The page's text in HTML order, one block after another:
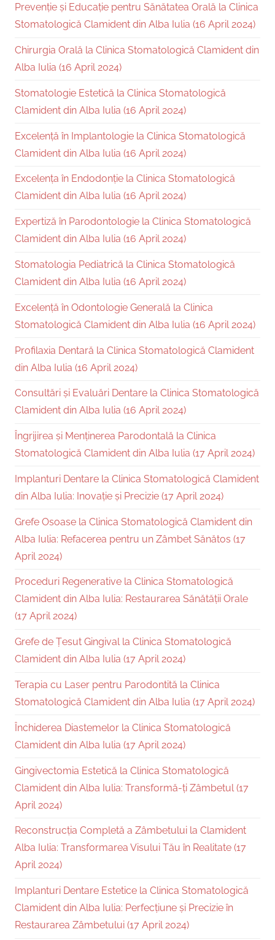
Prevenție și Educație pentru Sănătatea Orală la Clinica
Stomatologică Clamident din Alba Iulia (16 April 2024)
Chirurgia Orală la Clinica Stomatologică Clamident din
Alba Iulia (16 April 2024)
Stomatologie Estetică la Clinica Stomatologică
Clamident din Alba Iulia (16 April 2024)
Excelență în Implantologie la Clinica Stomatologică
Clamident din Alba Iulia (16 April 2024)
Excelența în Endodonție la Clinica Stomatologică
Clamident din Alba Iulia (16 April 2024)
Expertiză în Parodontologie la Clinica Stomatologică
Clamident din Alba Iulia (16 April 2024)
Stomatologia Pediatrică la Clinica Stomatologică
Clamident din Alba Iulia (16 April 2024)
Excelență în Odontologie Generală la Clinica
Stomatologică Clamident din Alba Iulia (16 April 2024)
Profilaxia Dentară la Clinica Stomatologică Clamident
din Alba Iulia (16 April 2024)
Consultări și Evaluări Dentare la Clinica Stomatologică
Clamident din Alba Iulia (16 April 2024)
Îngrijirea și Menținerea Parodontală la Clinica
Stomatologică Clamident din Alba Iulia (17 April 2024)
Implanturi Dentare la Clinica Stomatologică Clamident
din Alba Iulia: Inovație și Precizie (17 April 2024)
Grefe Osoase la Clinica Stomatologică Clamident din
Alba Iulia: Refacerea pentru un Zâmbet Sănătos (17
April 2024)
Proceduri Regenerative la Clinica Stomatologică
Clamident din Alba Iulia: Restaurarea Sănătății Orale
(17 April 2024)
Grefe de Țesut Gingival la Clinica Stomatologică
Clamident din Alba Iulia (17 April 2024)
Terapia cu Laser pentru Parodontită la Clinica
Stomatologică Clamident din Alba Iulia (17 April 2024)
Închiderea Diastemelor la Clinica Stomatologică
Clamident din Alba Iulia (17 April 2024)
Gingivectomia Estetică la Clinica Stomatologică
Clamident din Alba Iulia: Transformă-ți Zâmbetul (17
April 2024)
Reconstrucția Completă a Zâmbetului la Clamident
Alba Iulia: Transformarea Visului Tău în Realitate (17
April 2024)
Implanturi Dentare Estetice la Clinica Stomatologică
Clamident din Alba Iulia: Perfecțiune și Precizie în
Restaurarea Zâmbetului (17 April 2024)